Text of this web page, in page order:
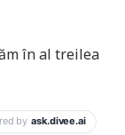
în al treilea